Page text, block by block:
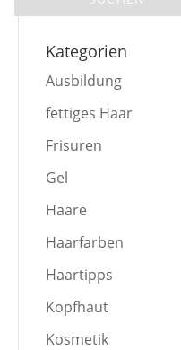
Kategorien
Ausbildung
fettiges Haar
Frisuren
Gel
Haare
Haarfarben
Haartipps
Kopfhaut
Kosmetik